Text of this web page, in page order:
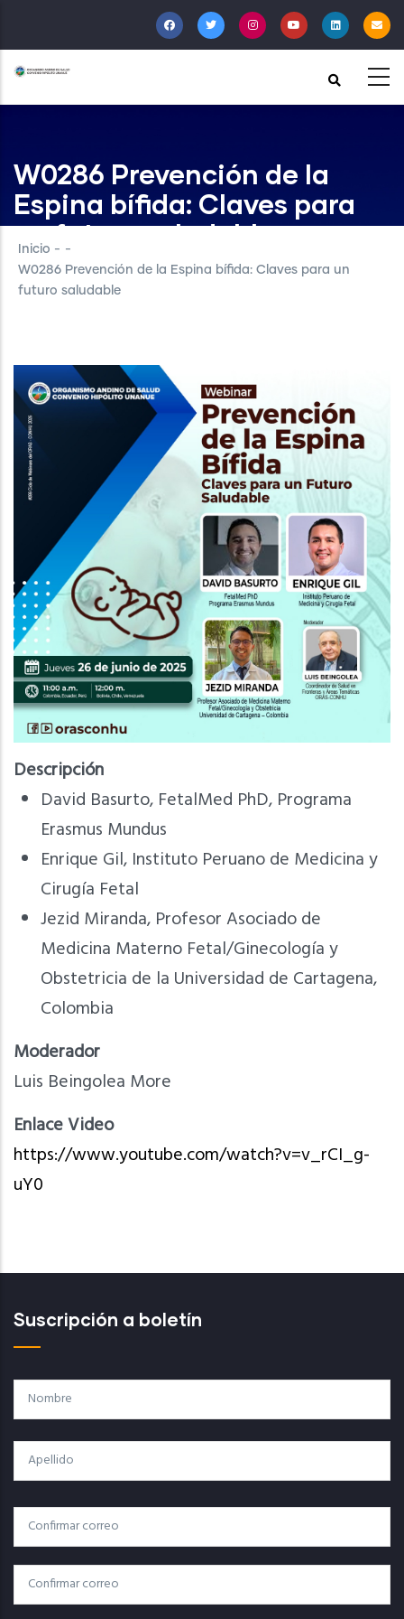
al
contenido
principal
W0286 Prevención de la
Espina bífida: Claves para
un futuro saludable
Inicio - -
W0286 Prevención de la Espina bífida: Claves para un
futuro saludable
Descripción
David Basurto, FetalMed PhD, Programa
Erasmus Mundus
Enrique Gil, Instituto Peruano de Medicina y
Cirugía Fetal
Jezid Miranda, Profesor Asociado de
Medicina Materno Fetal/Ginecología y
Obstetricia de la Universidad de Cartagena,
Colombia
Moderador
Luis Beingolea More
Enlace Video
https://www.youtube.com/watch?v=v_rCI_g-
uY0
Suscripción a boletín
Nombre
Apellido
Correo
Electrónico
Correo Electrónico
Confirmar Correo